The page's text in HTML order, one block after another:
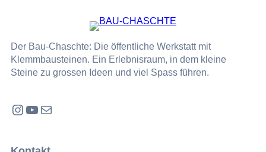
Der Bau-Chaschte: Die öffentliche Werkstatt mit
Klemmbausteinen. Ein Erlebnisraum, in dem kleine
Steine zu grossen Ideen und viel Spass führen.
Instagram YouTube E-Mail